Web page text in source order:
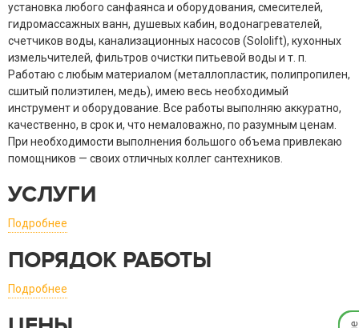
установка любого санфаянса и оборудования, смесителей,
гидромассажных ванн, душевых кабин, водонагревателей,
счетчиков воды, канализационных насосов (Sololift), кухонных
измельчителей, фильтров очистки питьевой воды и т. п.
Работаю с любым материалом (металлопластик, полипропилен,
сшитый полиэтилен, медь), имею весь необходимый
инструмент и оборудование. Все работы выполняю аккуратно,
качественно, в срок и, что немаловажно, по разумным ценам.
При необходимости выполнения большого объема привлекаю
помощников — своих отличных коллег сантехников.
УСЛУГИ
Подробнее
ПОРЯДОК РАБОТЫ
Подробнее